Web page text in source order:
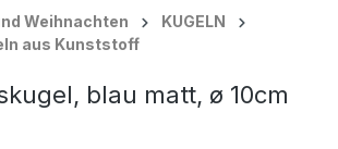
Weihnachten
KUGELN
aus Kunststoff
blau matt, ø 10cm